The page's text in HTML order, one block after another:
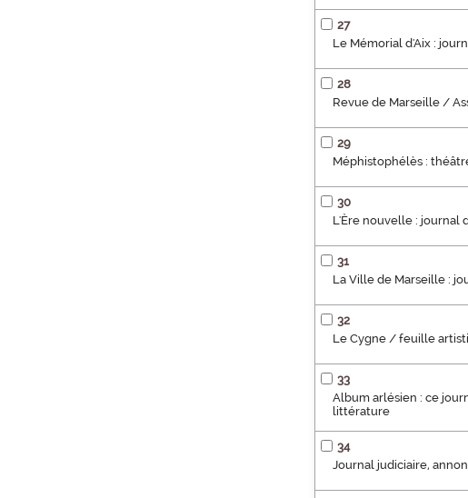
27
Le Mémorial d'Aix :
28
Revue de Marseille /
29
Méphistophélès :
30
L'Ère nouvelle : journal
31
La Ville de Marseille :
32
Le Cygne / feuille
33
Album arlésien : ce
littérature
34
Journal judiciaire,